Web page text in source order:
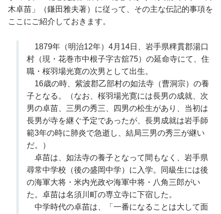
木卓苗」（鎌田雅夫著）に従って、その主な伝記的事項を
ここにご紹介しておきます。
1879年（明治12年）4月14日、岩手県稗貫郡湯口
村（現・花巻市中根子字古舘75）の延命寺にて、住
職・桜羽場光寛の次男として出生。
16歳の時、紫波郡乙部村の如法寺（曹洞宗）の養
子となる。（なお、桜羽場光寛には長男の成就、次
男の卓苗、三男の秀三、四男の松生があり、当初は
長男が寺を継ぐ予定であったが、長男成就は岩手師
範3年の時に肺炎で急逝し、結局三男の秀三が継い
だ。）
卓苗は、如法寺の養子となって間もなく、岩手県
尋常中学校（後の盛岡中学）に入学。同級生には後
の海軍大将・米内光政や海軍中将・八角三郎がい
た。卓苗は名須川町の専立寺に下宿した。
中学時代の卓苗は、「一番になることは大して面